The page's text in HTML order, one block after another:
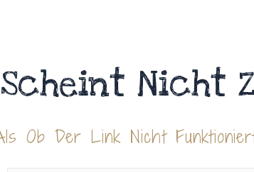
Nicht
Ob Der Link Nicht